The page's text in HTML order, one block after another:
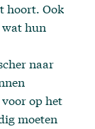
hoort. Ook
wat hun
naar
op het
moeten